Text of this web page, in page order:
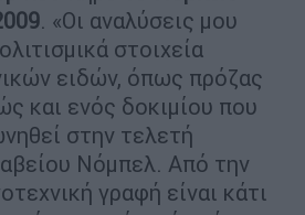
. «Οι αναλύσεις μου
στοιχεία
ειδών, όπως πρόζας
και ενός δοκιμίου που
στην τελετή
Νόμπελ. Από την
γραφή είναι κάτι